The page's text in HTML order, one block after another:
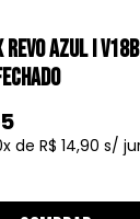
REVO AZUL I V18B
R$ 14,90